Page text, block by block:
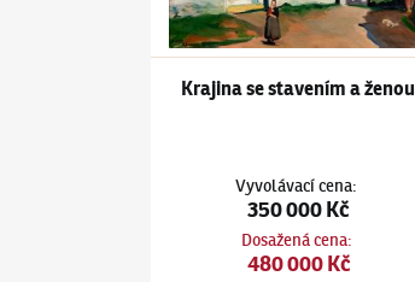
Krajina se stavením a ženou
Vyvolávací cena:
350 000 Kč
Dosažená cena:
480 000 Kč